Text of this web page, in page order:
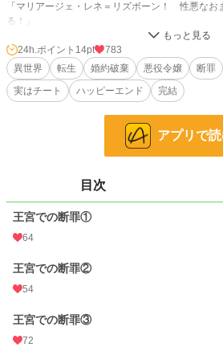
「マリアージェ・レネ＝リズボーン！ 性悪なお
る！」
王子の傍らには小動物系の可愛らしい男爵令嬢
テンプレ。
背後に控える愚か者どもと合わせて『四馬鹿次男
揚々と筆頭公爵家令嬢たるわたしを断罪するとい
受け立ってやろうじゃない。すべては予定調和の
すべての真相を知ったと思ったら……えっ、お兄
※主人公の心の声は罵詈雑言、口が悪いです。気
んがブラウザバックで。
※小説家になろう・カクヨム様にも投稿していま
小説
ファンタジー 4,691 位 / 53,330 件
24h.ポイント 14 pt
24h.ポイント 14pt
783
異世界
転生 婚約破棄 悪役令嬢 断罪
実はチート
ハッピーエンド 完結
アプリで
目次
王宮での断罪①
64
王宮での断罪②
54
王宮での断罪③
72